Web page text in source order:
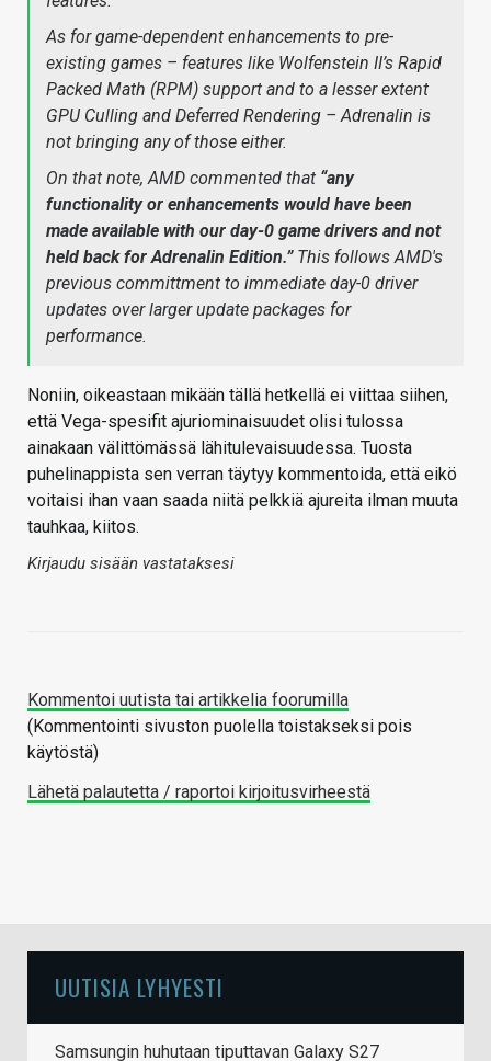
As for game-dependent enhancements to pre-
existing games – features like Wolfenstein II’s Rapid
Packed Math (RPM) support and to a lesser extent
GPU Culling and Deferred Rendering – Adrenalin is
not bringing any of those either.
On that note, AMD commented that “any
functionality or enhancements would have been
made available with our day-0 game drivers and not
held back for Adrenalin Edition.”This follows AMD's
previous committment to immediate day-0 driver
updates over larger update packages for
performance.
Noniin, oikeastaan mikään tällä hetkellä ei viittaa siihen,
että Vega-spesifit ajuriominaisuudet olisi tulossa
ainakaan välittömässä lähitulevaisuudessa. Tuosta
puhelinappista sen verran täytyy kommentoida, että eikö
voitaisi ihan vaan saada niitä pelkkiä ajureita ilman muuta
tauhkaa, kiitos.
Kirjaudu sisään vastataksesi
Kommentoi uutista tai artikkelia foorumilla
(Kommentointi sivuston puolella toistakseksi pois
käytöstä)
Lähetä palautetta / raportoi kirjoitusvirheestä
UUTISIA LYHYESTI
Samsungin huhutaan tiputtavan Galaxy S27